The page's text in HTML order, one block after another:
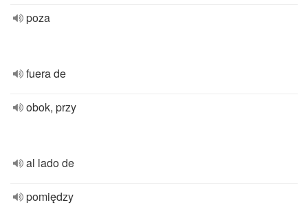
poza
fuera de
obok, przy
al lado de
pomiędzy